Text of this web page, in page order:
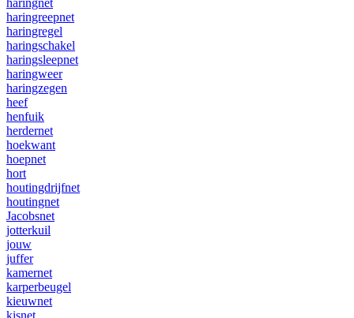
haringnet
haringreepnet
haringregel
haringschakel
haringsleepnet
haringweer
haringzegen
heef
henfuik
herdernet
hoekwant
hoepnet
hort
houtingdrijfnet
houtingnet
Jacobsnet
jotterkuil
jouw
juffer
kamernet
karperbeugel
kieuwnet